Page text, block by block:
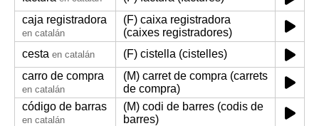
caja registradora
en catalán
(F) caixa registradora
(caixes registradores)
cesta en catalán
(F) cistella (cistelles)
carro de compra
en catalán
(M) carret de compra (carrets
de compra)
código de barras
en catalán
(M) codi de barres (codis de
barres)